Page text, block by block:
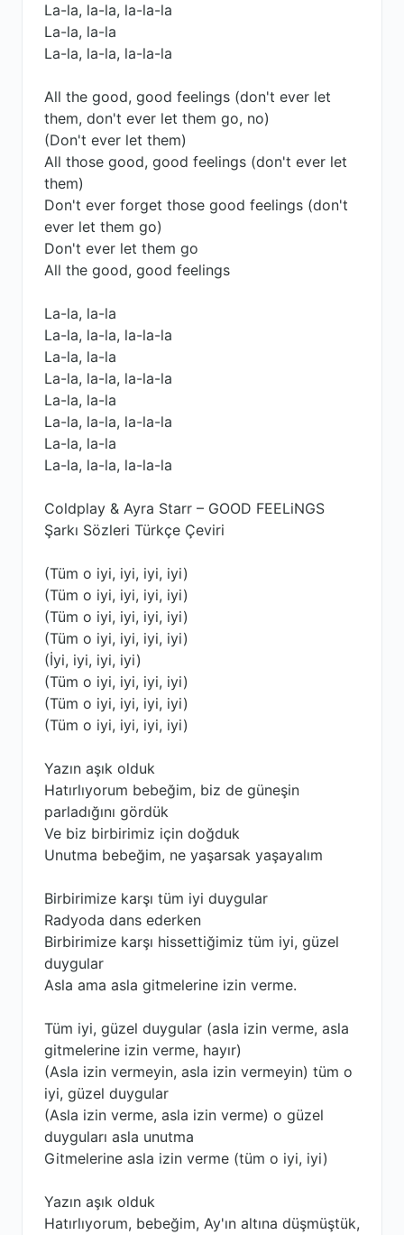
La-la, la-la, la-la-la
La-la, la-la
La-la, la-la, la-la-la
All the good, good feelings (don't ever let
them, don't ever let them go, no)
(Don't ever let them)
All those good, good feelings (don't ever let
them)
Don't ever forget those good feelings (don't
ever let them go)
Don't ever let them go
All the good, good feelings
La-la, la-la
La-la, la-la, la-la-la
La-la, la-la
La-la, la-la, la-la-la
La-la, la-la
La-la, la-la, la-la-la
La-la, la-la
La-la, la-la, la-la-la
Coldplay & Ayra Starr – GOOD FEELiNGS
Şarkı Sözleri Türkçe Çeviri
(Tüm o iyi, iyi, iyi, iyi)
(Tüm o iyi, iyi, iyi, iyi)
(Tüm o iyi, iyi, iyi, iyi)
(Tüm o iyi, iyi, iyi, iyi)
(İyi, iyi, iyi, iyi)
(Tüm o iyi, iyi, iyi, iyi)
(Tüm o iyi, iyi, iyi, iyi)
(Tüm o iyi, iyi, iyi, iyi)
Yazın aşık olduk
Hatırlıyorum bebeğim, biz de güneşin
parladığını gördük
Ve biz birbirimiz için doğduk
Unutma bebeğim, ne yaşarsak yaşayalım
Birbirimize karşı tüm iyi duygular
Radyoda dans ederken
Birbirimize karşı hissettiğimiz tüm iyi, güzel
duygular
Asla ama asla gitmelerine izin verme.
Tüm iyi, güzel duygular (asla izin verme, asla
gitmelerine izin verme, hayır)
(Asla izin vermeyin, asla izin vermeyin) tüm o
iyi, güzel duygular
(Asla izin verme, asla izin verme) o güzel
duyguları asla unutma
Gitmelerine asla izin verme (tüm o iyi, iyi)
Yazın aşık olduk
Hatırlıyorum, bebeğim, Ay'ın altına düşmüştük,